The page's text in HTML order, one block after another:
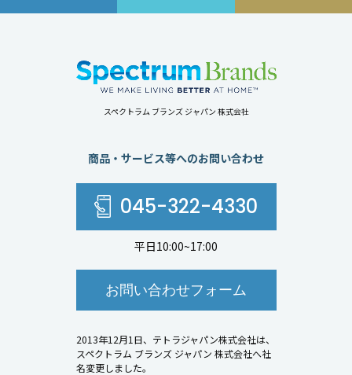
スペクトラム ブランズ ジャパン 株式会社
商品・サービス等へのお問い合わせ
045-322-4330
平日10:00~17:00
お問い合わせフォーム
2013年12月1日、テトラジャパン株式会社は、
スペクトラム ブランズ ジャパン 株式会社へ社
名変更しました。